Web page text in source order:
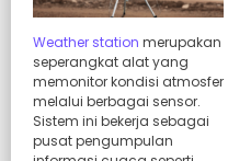
Weather station merupakan
seperangkat alat yang
memonitor kondisi atmosfer
melalui berbagai sensor.
Sistem ini bekerja sebagai
pusat pengumpulan